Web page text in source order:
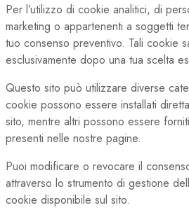
Per l’utilizzo di cookie analitici, di
marketing o appartenenti a soggetti
tuo consenso preventivo. Tali cookie
esclusivamente dopo una tua scelta
Questo sito può utilizzare diverse
cookie possono essere installati
sito, mentre altri possono essere
presenti nelle nostre pagine.
Puoi modificare o revocare il
attraverso lo strumento di gestione
cookie disponibile sul sito.